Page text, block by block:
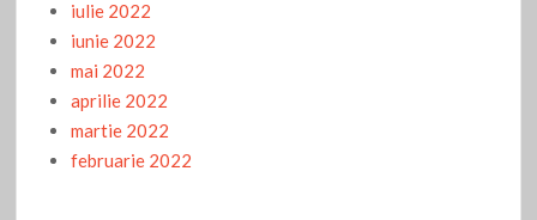
iulie 2022
iunie 2022
mai 2022
aprilie 2022
martie 2022
februarie 2022